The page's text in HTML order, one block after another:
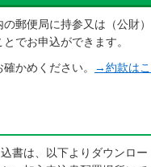
郵便局に持参又は（公財）
でお申込ができます。
かめください。
→約款はこ
書は、以下よりダウンロー